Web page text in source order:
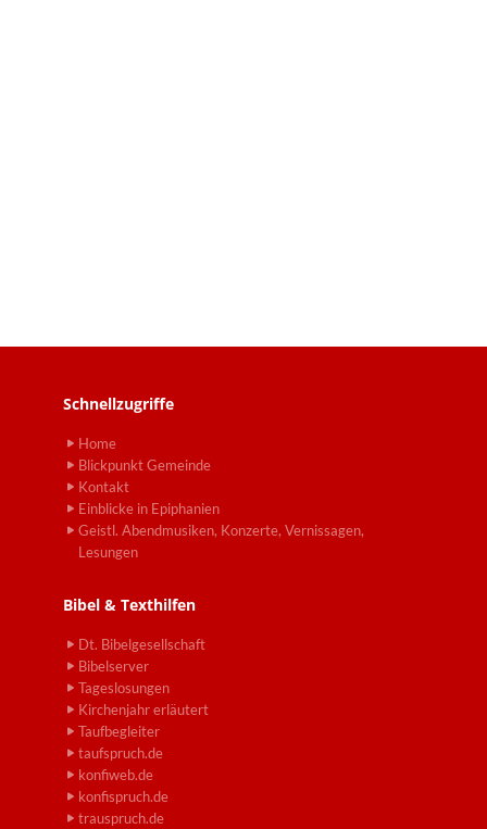
Schnellzugriffe
Home
Blickpunkt Gemeinde
Kontakt
Einblicke in Epiphanien
Geistl. Abendmusiken, Konzerte, Vernissagen,
Lesungen
Bibel & Texthilfen
Dt. Bibelgesellschaft
Bibelserver
Tageslosungen
Kirchenjahr erläutert
Taufbegleiter
taufspruch.de
konfiweb.de
konfispruch.de
trauspruch.de